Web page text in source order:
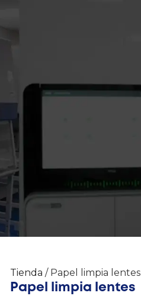
Tienda / Papel limpia lentes
Papel limpia lentes